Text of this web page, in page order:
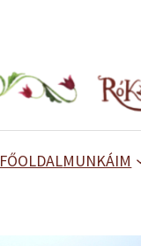
FŐOLDALMUNKÁIM